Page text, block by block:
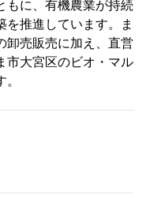
もに、有機農業が持続
を推進しています。ま
卸売販売に加え、直営
市大宮区のビオ・マル